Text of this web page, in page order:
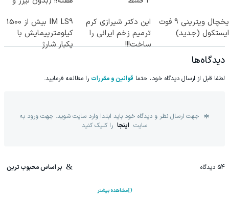
یخچال ویترینی 9 فوت
ایستکول (جدید)
این دکتر شیرازی کرم
ترمیم زخم ایرانی را
ساخت!!!
IM LS9 بیش از 1500
کیلومترپیمایش با
یکبار شارژ
دیدگاه‌ها
لطفا قبل از ارسال دیدگاه خود، حتما قوانین و مقررات را مطالعه فرمایید.
جهت ارسال نظر و دیدگاه خود باید ابتدا وارد سایت شوید. جهت ورود به
سایت اینجا را کلیک کنید
54 دیدگاه بر اساس محبوب ترین
مشاهده بیشتر